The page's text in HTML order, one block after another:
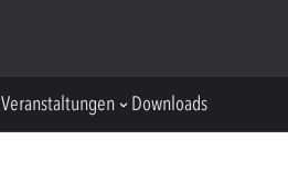
Veranstaltungen Downloads